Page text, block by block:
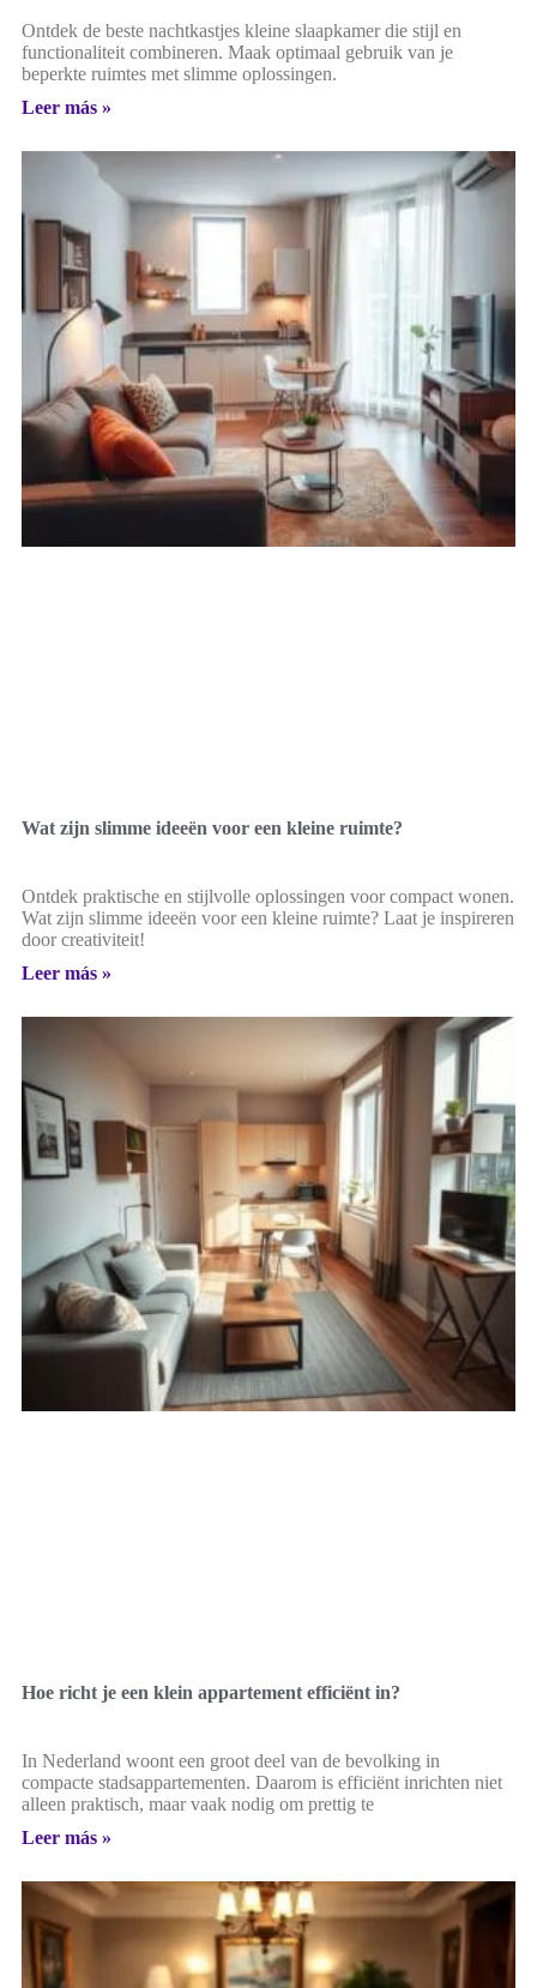
Ontdek de beste nachtkastjes kleine slaapkamer die stijl en
functionaliteit combineren. Maak optimaal gebruik van je
beperkte ruimtes met slimme oplossingen.
Leer más »
Wat zijn slimme ideeën voor een kleine ruimte?
Ontdek praktische en stijlvolle oplossingen voor compact wonen.
Wat zijn slimme ideeën voor een kleine ruimte? Laat je inspireren
door creativiteit!
Leer más »
Hoe richt je een klein appartement efficiënt in?
In Nederland woont een groot deel van de bevolking in
compacte stadsappartementen. Daarom is efficiënt inrichten niet
alleen praktisch, maar vaak nodig om prettig te
Leer más »